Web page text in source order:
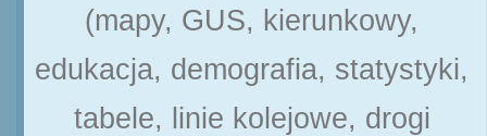
(mapy, GUS, kierunkowy,
edukacja, demografia, statystyki,
tabele, linie kolejowe, drogi